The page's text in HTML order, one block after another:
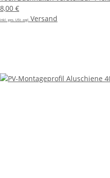
8,00 €
inkl. ges. USt. zzgl. Versand